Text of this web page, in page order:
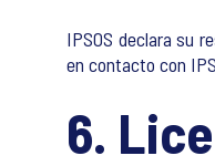
IPSOS declara su
en contacto con
6.